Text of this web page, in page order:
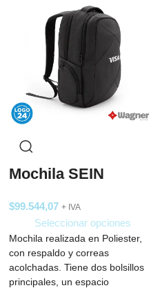
Mochila SEIN
$99.544,07 + IVA
Seleccionar opciones
Mochila realizada en Poliester,
con respaldo y correas
acolchadas. Tiene dos bolsillos
principales, un espacio